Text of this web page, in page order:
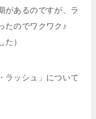
があるのですが、ラ
たのでワクワク♪
た）
ラッシュ」について